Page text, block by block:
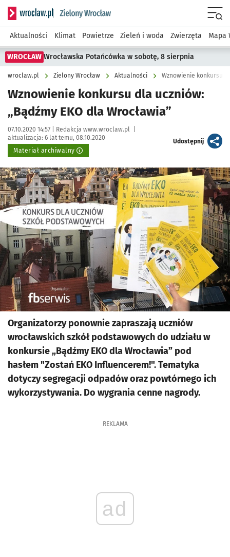
Serwis informacyjny wroclaw.pl podserwis: Środowisko we
Aktualności Klimat Powietrze Zieleń i woda Zwierzęta Mapa
WROCŁAW Wrocławska Potańcówka w sobotę, 8 sierpnia
wroclaw.pl Zielony Wrocław Aktualności Wznowienie konkursu
Wznowienie konkursu dla uczniów:
„Bądźmy EKO dla Wrocławia”
Data publikacji:
07.10.2020 14:57 | Autor:
Redakcja www.wroclaw.pl
aktualizacja: 6 lat temu, 08.10.2020
Materiał archiwalny
Udostępnijartykuł
Kliknij, aby powiększyć
Organizatorzy ponownie zapraszają uczniów
wrocławskich szkół podstawowych do udziału w
konkursie „Bądźmy EKO dla Wrocławia” pod
hasłem "Zostań EKO Influencerem!". Tematyka
dotyczy segregacji odpadów oraz powtórnego ich
wykorzystywania. Do wygrania cenne nagrody.
REKLAMA
ad